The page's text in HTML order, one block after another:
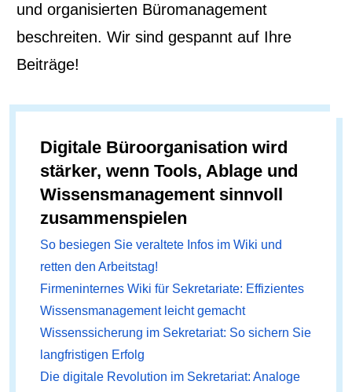
und organisierten Büromanagement
beschreiten. Wir sind gespannt auf Ihre
Beiträge!
Digitale Büroorganisation wird
stärker, wenn Tools, Ablage und
Wissensmanagement sinnvoll
zusammenspielen
So besiegen Sie veraltete Infos im Wiki und
retten den Arbeitstag!
Firmeninternes Wiki für Sekretariate: Effizientes
Wissensmanagement leicht gemacht
Wissenssicherung im Sekretariat: So sichern Sie
langfristigen Erfolg
Die digitale Revolution im Sekretariat: Analoge